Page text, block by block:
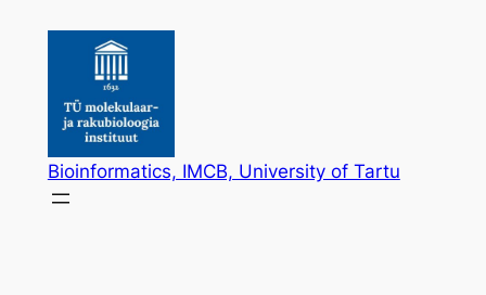
Bioinformatics, IMCB, University of Tartu